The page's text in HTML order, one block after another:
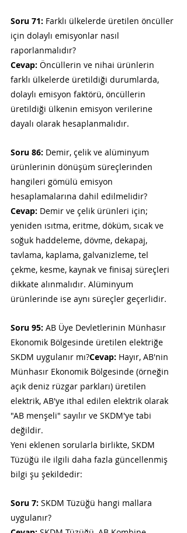
Soru 71: Farklı ülkelerde üretilen öncüller
için dolaylı emisyonlar nasıl
raporlanmalıdır?
Cevap: Öncüllerin ve nihai ürünlerin
farklı ülkelerde üretildiği durumlarda,
dolaylı emisyon faktörü, öncüllerin
üretildiği ülkenin emisyon verilerine
dayalı olarak hesaplanmalıdır.
Soru 86: Demir, çelik ve alüminyum
ürünlerinin dönüşüm süreçlerinden
hangileri gömülü emisyon
hesaplamalarına dahil edilmelidir?
Cevap: Demir ve çelik ürünleri için;
yeniden ısıtma, eritme, döküm, sıcak ve
soğuk haddeleme, dövme, dekapaj,
tavlama, kaplama, galvanizleme, tel
çekme, kesme, kaynak ve finisaj süreçleri
dikkate alınmalıdır. Alüminyum
ürünlerinde ise aynı süreçler geçerlidir.
Soru 95: AB Üye Devletlerinin Münhasır
Ekonomik Bölgesinde üretilen elektriğe
SKDM uygulanır mı?Cevap: Hayır, AB'nin
Münhasır Ekonomik Bölgesinde (örneğin
açık deniz rüzgar parkları) üretilen
elektrik, AB'ye ithal edilen elektrik olarak
"AB menşeli" sayılır ve SKDM'ye tabi
değildir.
Yeni eklenen sorularla birlikte, SKDM
Tüzüğü ile ilgili daha fazla güncellenmiş
bilgi şu şekildedir:
Soru 7: SKDM Tüzüğü hangi mallara
uygulanır?